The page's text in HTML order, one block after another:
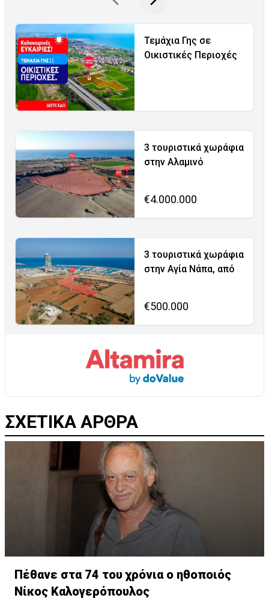
Τεμάχια Γης σε
Οικιστικές Περιοχές
3 τουριστικά χωράφια
στην Αλαμινό
€4.000.000
3 τουριστικά χωράφια
στην Αγία Νάπα, από
€500.000
ΣΧΕΤΙΚΑ ΑΡΘΡΑ
Πέθανε στα 74 του χρόνια ο ηθοποιός
Νίκος Καλογερόπουλος